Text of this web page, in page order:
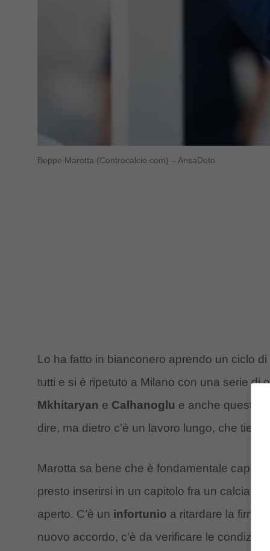
Beppe Marotta (Controcalcio.com) – AnsaDoto
Lo ha fatto in bianconero aprendo un ciclo
tutti e si è ripetuto a Milano con una serie di
Mkhitaryan e Calhanoglu e anche
dire, ma dietro c’è un lavoro lungo, che
Marotta sa bene che è fondamentale capire
presto inserirsi in un capitolo fra un
aperto. C’è un infortunio a ritardare la firma
nuovo accordo, c’è da verificare le